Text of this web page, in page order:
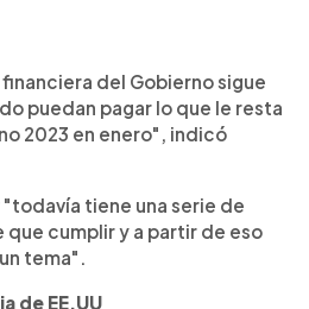
del Gobierno sigue
puedan pagar lo que le resta
2023 en enero", indicó
tiene una serie de
cumplir y a partir de eso
tema".
de EE.UU